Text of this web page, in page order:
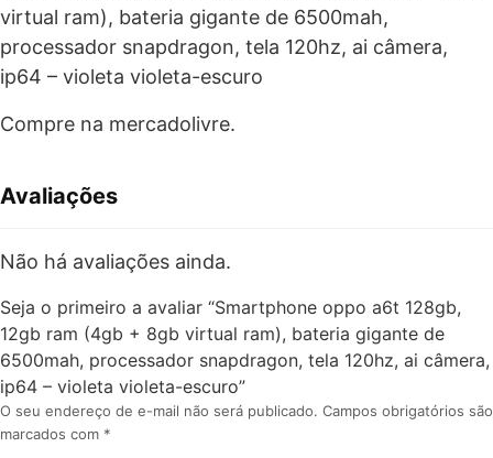
virtual ram), bateria gigante de 6500mah,
processador snapdragon, tela 120hz, ai câmera,
ip64 – violeta violeta-escuro
Compre na mercadolivre.
Avaliações
Não há avaliações ainda.
Seja o primeiro a avaliar “Smartphone oppo a6t 128gb,
12gb ram (4gb + 8gb virtual ram), bateria gigante de
6500mah, processador snapdragon, tela 120hz, ai câmera,
ip64 – violeta violeta-escuro”
O seu endereço de e-mail não será publicado. Campos obrigatórios são
marcados com *